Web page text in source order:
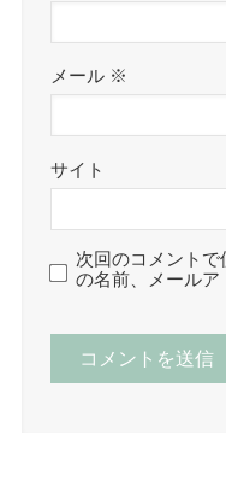
メール ※
サイト
次回のコメント
の名前、メールア